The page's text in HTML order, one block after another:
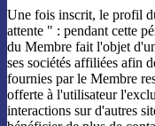
Une fois inscrit, le profil
attente " : pendant cette
du Membre fait l'objet
ses sociétés affiliées afin
fournies par le Membre
offerte à l'utilisateur
interactions sur d'autres